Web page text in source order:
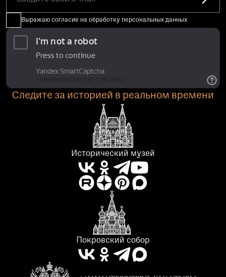
Выражаю согласие на обработку персональных данных
Следите за историей в реальном времени
Исторический музей
Покровский собор